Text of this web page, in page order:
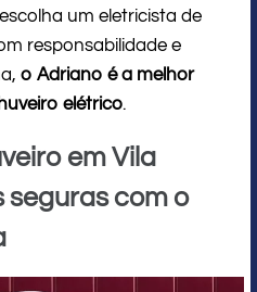
um eletricista de
responsabilidade e
o Adriano é a melhor
elétrico.
em Vila
seguras com o